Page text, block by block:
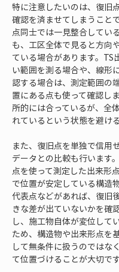
特に注意したいのは、復旧
確認を済ませてしまうこと
点同士では一見整合してい
も、工区全体で見ると方向
ている場合があります。TS
い範囲を測る場合や、線形
認する場合は、測定範囲の
置にある点も使って確認し
所的には合っているが、全
れているという状態を避け
また、復旧点を単独で信用
データとの比較も行います
点を使って測定した出来形
で位置が安定している構造
代表点などがあれば、復旧
きな差が出ていないかを確
し、施工物自体が変位して
ため、構造物や出来形点を
して無条件に扱うのではな
て位置づけることが大切です